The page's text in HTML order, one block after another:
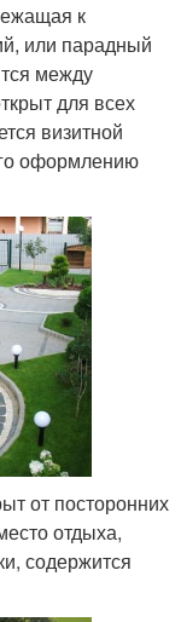
к
или парадный
между
для всех
визитной
оформлению
от посторонних
отдыха,
содержится